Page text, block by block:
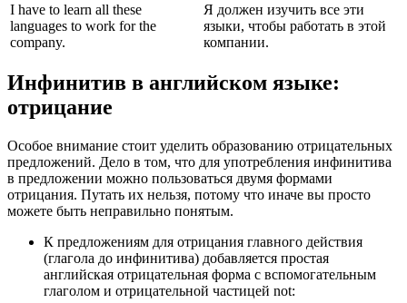
I have to learn all these
languages to work for the
company.
Я должен изучить все эти
языки, чтобы работать в этой
компании.
Инфинитив в английском языке:
отрицание
Особое внимание стоит уделить образованию отрицательных
предложений. Дело в том, что для употребления инфинитива
в предложении можно пользоваться двумя формами
отрицания. Путать их нельзя, потому что иначе вы просто
можете быть неправильно понятым.
К предложениям для отрицания главного действия
(глагола до инфинитива) добавляется простая
английская отрицательная форма с вспомогательным
глаголом и отрицательной частицей not: